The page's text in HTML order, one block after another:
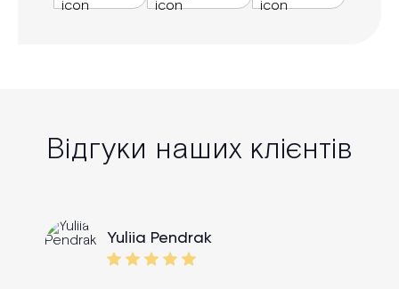
Відгуки наших клієнтів
Yuliia Pendrak